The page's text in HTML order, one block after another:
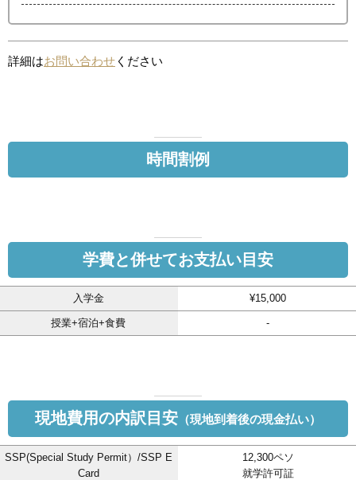
詳細はお問い合わせ ください
時間割例
学費と併せてお支払い目安
入学金 ¥15,000
授業+宿泊+食費 -
現地費用の内訳目安 （現地到着後の現金払い）
SSP(Special Study Permit）/SSP E
Card
12,300ペソ
就学許可証